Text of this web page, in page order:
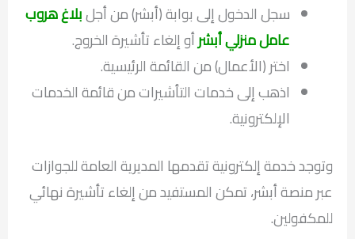
سجل الدخول إلى بوابة (أبشر) من أجلبلاغ هروب
عامل منزلي أبشرأو إلغاء تأشيرة الخروج.
اختر (الأعمال) من القائمة الرئيسية.
اذهب إلى خدمات التأشيرات من قائمة الخدمات
الإلكترونية.
وتوجد خدمة إلكترونية تقدمها المديرية العامة للجوازات
عبر منصة أبشر، تمكن المستفيد من إلغاء تأشيرة نهائي
للمكفولين.